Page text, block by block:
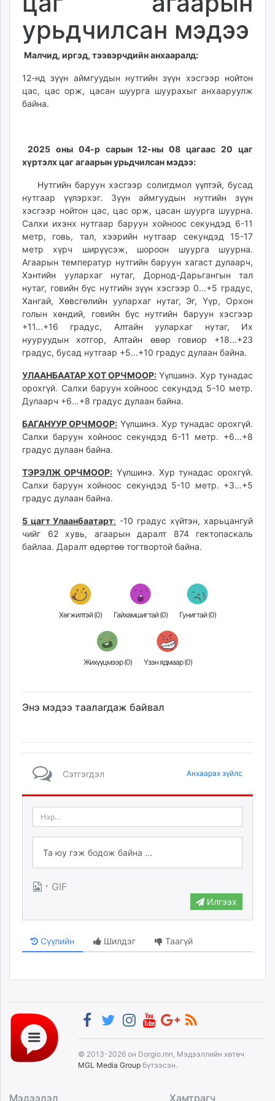
ikon.mn
mnb.mn
Livetv.mn
Eguur.mn
shuud.mn
eagle.mn
today.mn
zuv.mn
ugluu.mn
urlag.mn
unen.mn
asu.mn
shudarga.mn
shuurhai.mn
unuudur.mn
isee.mn
mglradio.com
fact.mn
itoim.mn
shuum.mn
times.mn
tvmongolia.mn
mass.mn
unegui.mn
assa.mn
toim.mn
tac.mn
paparazzi.mn
unread.today
урьдчилсан мэдээ
Малчид, иргэд, тээвэрчдийн анхааралд:
12-нд зүүн аймгуудын нутгийн зүүн хэсгээр нойтон
цас, цас орж, цасан шуурга шуурахыг анхааруулж
байна.
2025 оны 04-р сарын 12-ны 08 цагаас 20 цаг
хүртэлх цаг агаарын урьдчилсан мэдээ:
Нутгийн баруун хэсгээр солигдмол үүлтэй, бусад
нутгаар үүлэрхэг. Зүүн аймгуудын нутгийн зүүн
хэсгээр нойтон цас, цас орж, цасан шуурга шуурна.
Салхи ихэнх нутгаар баруун хойноос секундэд 6-11
метр, говь, тал, хээрийн нутгаар секундэд 15-17
метр хүрч ширүүсэж, шороон шуурга шуурна.
Агаарын температур нутгийн баруун хагаст дулаарч,
Хэнтийн уулархаг нутаг, Дорнод-Дарьгангын тал
нутаг, говийн бүс нутгийн зүүн хэсгээр 0...+5 градус,
Хангай, Хөвсгөлийн уулархаг нутаг, Эг, Үүр, Орхон
голын хөндий, говийн бүс нутгийн баруун хэсгээр
+11...+16 градус, Алтайн уулархаг нутаг, Их
нууруудын хотгор, Алтайн өвөр говиор +18...+23
градус, бусад нутгаар +5...+10 градус дулаан байна.
УЛААНБААТАР ХОТ ОРЧМООР: Үүлшинэ. Хур тунадас
орохгүй. Салхи баруун хойноос секундэд 5-10 метр.
Дулаарч +6…+8 градус дулаан байна.
БАГАНУУР ОРЧМООР: Үүлшинэ. Хур тунадас орохгүй.
Салхи баруун хойноос секундэд 6-11 метр. +6…+8
градус дулаан байна.
ТЭРЭЛЖ ОРЧМООР: Үүлшинэ. Хур тунадас орохгүй.
Салхи баруун хойноос секундэд 5-10 метр. +3…+5
градус дулаан байна.
5 цагт Улаанбаатарт: -10 градус хүйтэн, харьцангуй
чийг 62 хувь, агаарын даралт 874 гектопаскаль
байлаа. Даралт өдөртөө тогтвортой байна.
Хөгжилтэй (0) Гайхамшигтай (0) Гунигтай (0)
Жихүүцмээр (0) Үзэн ядмаар (0)
Энэ мэдээ таалагдаж байвал
Сэтгэгдэл Анхаарах зүйлс
· GIF
Илгээх
Сүүлийн Шилдэг Таагүй
© 2013-2026 он Dorgio.mn, Мэдээллийн хөтөч
MGL Media Group бүтээсэн.
Мэдээлэл Хамтрагч